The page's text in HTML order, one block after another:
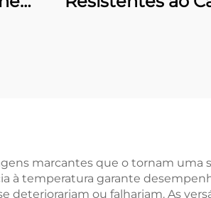
marcantes que o tornam uma
à temperatura garante
ou falhariam. As